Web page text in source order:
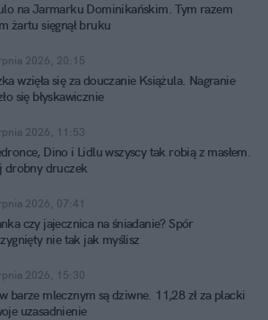
na Jarmarku Dominikańskim. Tym razem
żartu sięgnął bruku
2026, 20:15
wzięła się za douczanie Książula. Nagranie
się błyskawicznie
2026, 11:53
Dino i Lidlu wszyscy tak robią z masłem.
drobny druczek
2026, 07:41
czy jajecznica na śniadanie? Spór
nie tak jak myślisz
2026, 15:30
barze mlecznym są dziwne. 11,28 zł za placki
uzasadnienie